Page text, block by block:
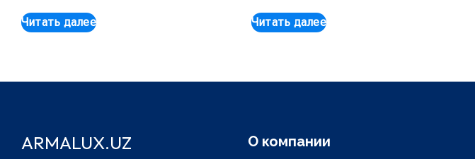
Читать далее Читать далее
ARMALUX.UZ О компании